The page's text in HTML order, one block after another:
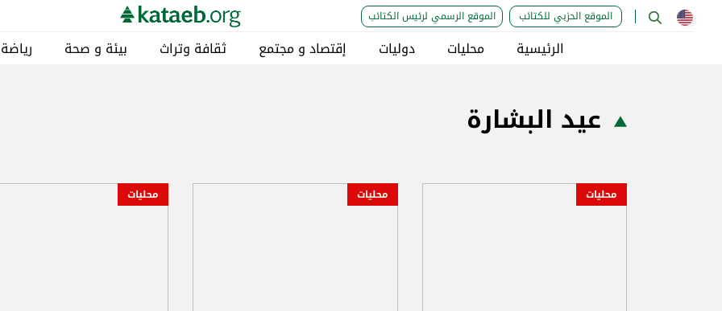
الموقع الحزبي للكتائب الموقع الرسمي لرئيس الكتائب
الرئيسية محليات دوليات إقتصاد و مجتمع ثقافة وتراث بيئة و صحة رياضة
عيد البشارة
محليات محليات محليات